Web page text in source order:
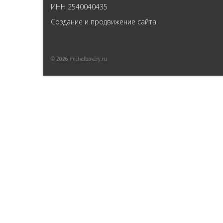
ИНН 2540040435
Создание и продвижение сайта
© 2026 michelbakery.ru